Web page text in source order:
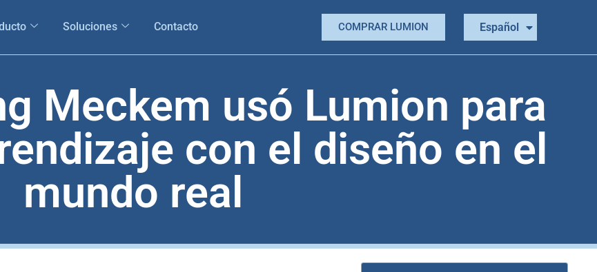
Soluciones Contacto COMPRAR LUMION Español
English
Meckem usó Lumion para
con el diseño en el
mundo real